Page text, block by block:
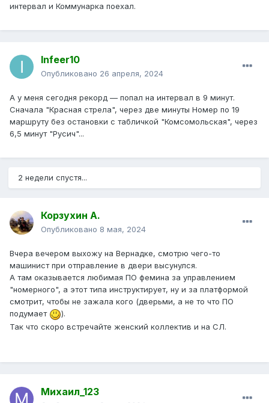
интервал и Коммунарка поехал.
Infeer10
Опубликовано 26 апреля, 2024
А у меня сегодня рекорд — попал на интервал в 9 минут.
Сначала "Красная стрела", через две минуты Номер по 19
маршруту без остановки с табличкой "Комсомольская", через
6,5 минут "Русич"...
2 недели спустя...
Корзухин А.
Опубликовано 8 мая, 2024
Вчера вечером выхожу на Вернадке, смотрю чего-то
машинист при отправление в двери высунулся.
А там оказывается любимая ПО фемина за управлением
"номерного", а этот типа инструктирует, ну и за платформой
смотрит, чтобы не зажала кого (дверьми, а не то что ПО
подумает
).
Так что скоро встречайте женский коллектив и на СЛ.
Михаил_123